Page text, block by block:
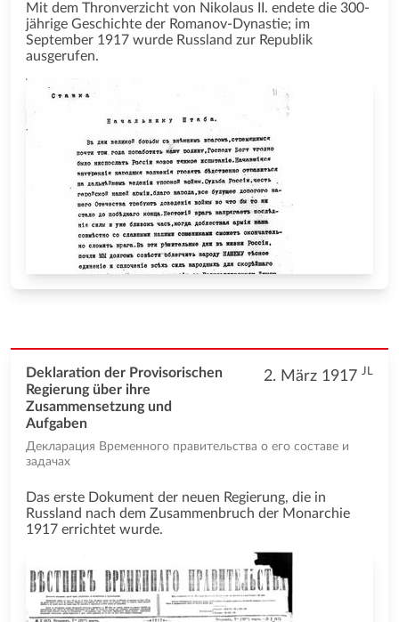
Mit dem Thronverzicht von Nikolaus II. endete die 300-
jährige Geschichte der Romanov-Dynastie; im
September 1917 wurde Russland zur Republik
ausgerufen.
2. März 1917JL
Deklaration der Provisorischen
Regierung über ihre
Zusammensetzung und
Aufgaben
Декларация Временного правительства о его составе и
задачах
Das erste Dokument der neuen Regierung, die in
Russland nach dem Zusammenbruch der Monarchie
1917 errichtet wurde.